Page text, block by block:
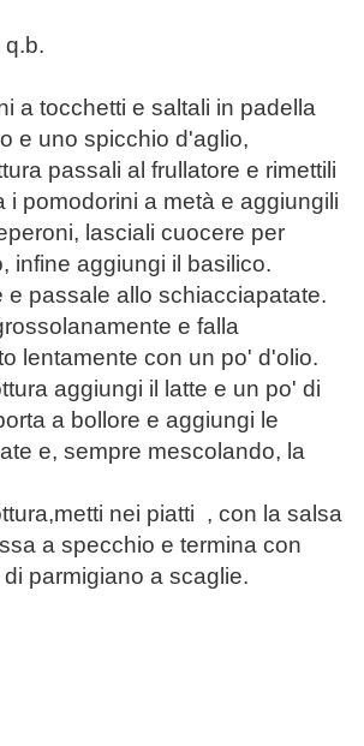
q.b.
a tocchetti e saltali in padella
e uno spicchio d'aglio,
passali al frullatore e rimettili
i pomodorini a metà e aggiungili
lasciali cuocere per
infine aggiungi il basilico.
e passale allo schiacciapatate.
e falla
lentamente con un po' d'olio.
aggiungi il latte e un po' di
a bollore e aggiungi le
e, sempre mescolando, la
nei piatti , con la salsa
a specchio e termina con
parmigiano a scaglie.